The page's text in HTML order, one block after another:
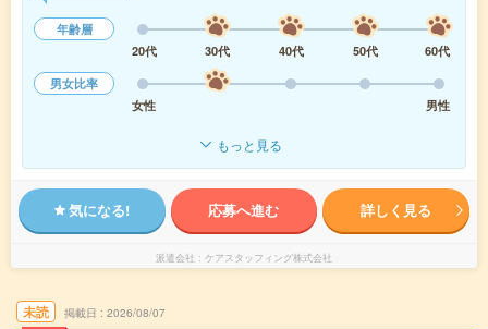
年齢層
20代
30代 40代 50代
60代
男女比率
女性
男性
もっと見る
気になる! 応募へ進む 詳しく見る
派遣会社 ケアスタッフィング株式会社
未読 掲載日 2026/08/07